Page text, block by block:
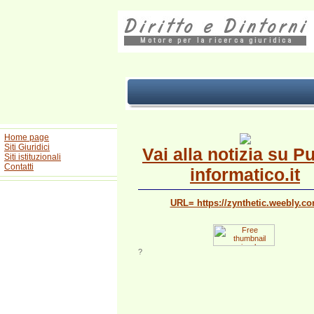
Home page
Siti Giuridici
Siti istituzionali
Contatti
Vai alla notizia su
informatico.it
URL= https://
?